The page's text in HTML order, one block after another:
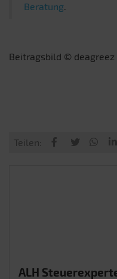
Beratung.
Beitragsbild © deagreez
Teilen:
ALH